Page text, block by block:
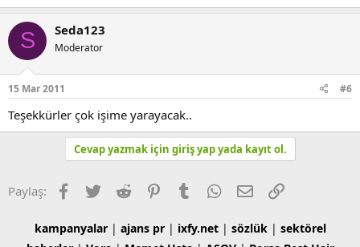
S Seda123
Moderator
15 Mar 2011 #6
Teşekkürler çok işime yarayacak..
Cevap yazmak için giriş yap yada kayıt ol.
Paylaş: Facebook
TwitterReddit PinterestTumblrWhatsApp
E-postaLink
kampanyalar| ajans pr| ixfy.net| sözlük| sektörel